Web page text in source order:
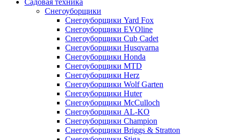
Садовая техника
Снегоуборщики
Снегоуборщики Yard Fox
Снегоуборщики EVOline
Снегоуборщики Cub Cadet
Снегоуборщики Husqvarna
Снегоуборщики Honda
Снегоуборщики MTD
Снегоуборщики Herz
Снегоуборщики Wolf Garten
Снегоуборщики Huter
Снегоуборщики McCulloch
Снегоуборщики AL-KO
Снегоуборщики Champion
Снегоуборщики Briggs & Stratton